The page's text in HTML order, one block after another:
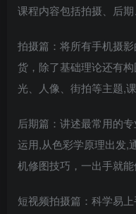
课程内容包括拍摄、后期
拍摄篇：将所有手机摄
货，除了基础理论还有
光、人像、街拍等主题,
后期篇：讲述最常用的
运用,从色彩学原理出发,
机修图技巧，一出手就
短视频拍摄篇：科学易